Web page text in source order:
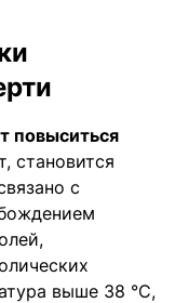
повыситься
становится
с
выше 38 °C,